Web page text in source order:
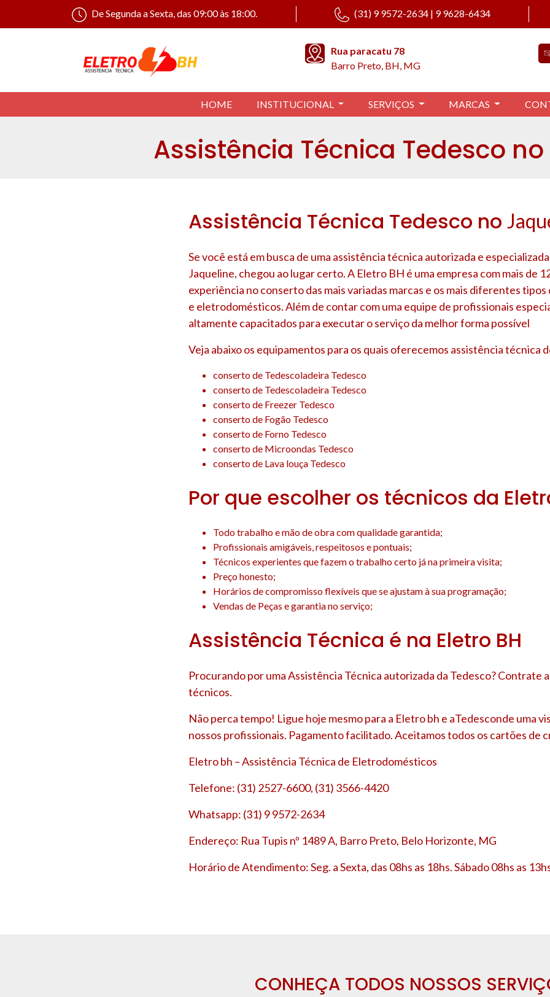
De Segunda a Sexta, das 09:00 às 18:00. (31) 9 9572-2634 | 9 9628-6434
Rua paracatu 78
Barro Preto, BH, MG
HOME INSTITUCIONAL SERVIÇOS MARCAS
Assistência Técnica Tedesco
Assistência Técnica Tedesco no
Se você está em busca de uma assistência técnica autorizada e
Jaqueline, chegou ao lugar certo. A Eletro BH é uma empresa com mais de
experiência no conserto das mais variadas marcas e os mais diferentes
e eletrodomésticos. Além de contar com uma equipe de profissionais
altamente capacitados para executar o serviço da melhor forma possível
Veja abaixo os equipamentos para os quais oferecemos assistência técnica
conserto de Tedescoladeira Tedesco
conserto de Tedescoladeira Tedesco
conserto de Freezer Tedesco
conserto de Fogão Tedesco
conserto de Forno Tedesco
conserto de Microondas Tedesco
conserto de Lava louça Tedesco
Por que escolher os técnicos da
Todo trabalho e mão de obra com qualidade garantida;
Profissionais amigáveis, respeitosos e pontuais;
Técnicos experientes que fazem o trabalho certo já na primeira visita;
Preço honesto;
Horários de compromisso flexíveis que se ajustam à sua programação;
Vendas de Peças e garantia no serviço;
Assistência Técnica é na Eletro BH
Procurando por uma Assistência Técnica autorizada da Tedesco? Contrate
técnicos.
Não perca tempo! Ligue hoje mesmo para a Eletro bh e aTedesconde uma
nossos profissionais. Pagamento facilitado. Aceitamos todos os cartões de
Eletro bh – Assistência Técnica de Eletrodomésticos
Telefone: (31) 2527-6600, (31) 3566-4420
Whatsapp: (31) 9 9572-2634
Endereço: Rua Tupis nº 1489 A, Barro Preto, Belo Horizonte, MG
Horário de Atendimento: Seg. a Sexta, das 08hs as 18hs. Sábado 08hs as
CONHEÇA TODOS NOSSOS